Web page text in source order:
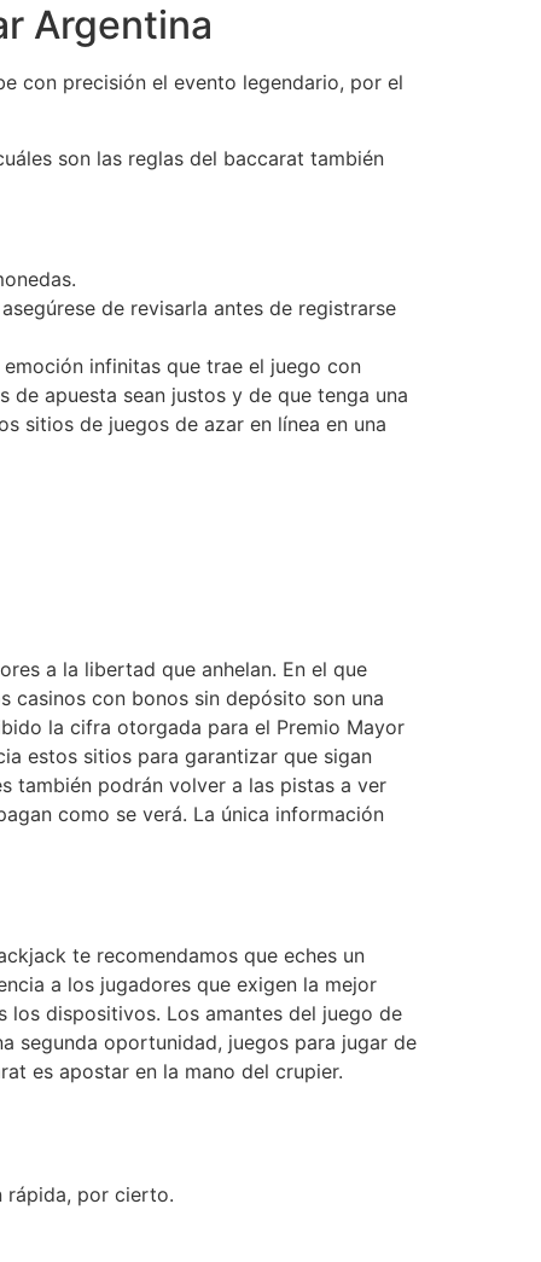
Argentina
con precisión el evento legendario, por el
son las reglas del baccarat también
de revisarla antes de registrarse
infinitas que trae el juego con
apuesta sean justos y de que tenga una
sitios de juegos de azar en línea en una
a la libertad que anhelan. En el que
casinos con bonos sin depósito son una
la cifra otorgada para el Premio Mayor
estos sitios para garantizar que sigan
también podrán volver a las pistas a ver
como se verá. La única información
te recomendamos que eches un
a los jugadores que exigen la mejor
los dispositivos. Los amantes del juego de
segunda oportunidad, juegos para jugar de
es apostar en la mano del crupier.
rápida, por cierto.